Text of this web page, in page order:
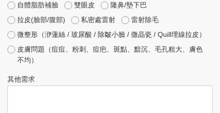
自體脂肪補臉
雙眼皮
隆鼻/墊下巴
拉皮(臉部/腹部)
私密處雷射
雷射除毛
微整形（洢蓮絲 / 玻尿酸 / 除皺小臉 / 微晶瓷 / Quill埋線拉皮）
皮膚問題（痘痘、粉刺、痘疤、斑點、黯沉、毛孔粗大、膚色
不均）
其他需求